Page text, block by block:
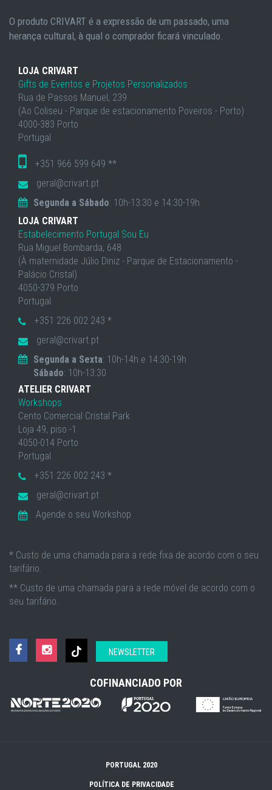
O produto CRIVART é a expressão de um passado, uma
herança cultural, à qual o comprador ficará vinculado.
LOJA CRIVART
Gifts de Eventos e Projetos Personalizados
Rua de Passos Manuel, 239
(Ao Coliseu - Parque de estacionamento Poveiros - Porto)
4000-383 Porto
Portugal
+351 966 599 649 **
geral@crivart.pt
Segunda a Sábado: 10h-13:30 e 14:30-19h
LOJA CRIVART
Estabelecimento Portugal Sou Eu
Rua Miguel Bombarda, 648
(À maternidade Júlio Diniz - Parque de Estacionamento -
Palácio Cristal)
4050-379 Porto
Portugal
+351 226 002 243 *
geral@crivart.pt
Segunda a Sexta: 10h-14h e 14:30-19h
Sábado: 10h-13:30
ATELIER CRIVART
Workshops
Cento Comercial Cristal Park
Loja 49, piso -1
4050-014 Porto
Portugal
+351 226 002 243 *
geral@crivart.pt
Agende o seu Workshop
* Custo de uma chamada para a rede fixa de acordo com o seu
tarifário.
** Custo de uma chamada para a rede móvel de acordo com o
seu tarifário.
NEWSLETTER
COFINANCIADO POR
PORTUGAL 2020
POLÍTICA DE PRIVACIDADE